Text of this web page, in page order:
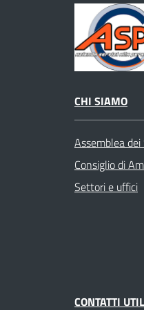
CHI SIAMO
Assemblea dei
Consiglio di
Settori e uffici
CONTATTI